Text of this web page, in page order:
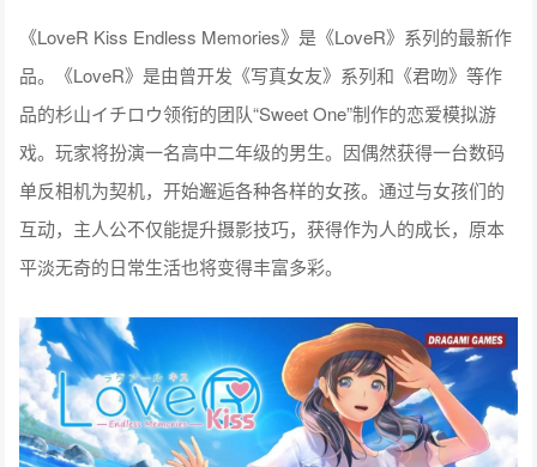
《LoveR Kiss Endless Memories》是《LoveR》系列的最新作
品。《LoveR》是由曾开发《写真女友》系列和《君吻》等作
品的杉山イチロウ领衔的团队“Sweet One”制作的恋爱模拟游
戏。玩家将扮演一名高中二年级的男生。因偶然获得一台数码
单反相机为契机，开始邂逅各种各样的女孩。通过与女孩们的
互动，主人公不仅能提升摄影技巧，获得作为人的成长，原本
平淡无奇的日常生活也将变得丰富多彩。